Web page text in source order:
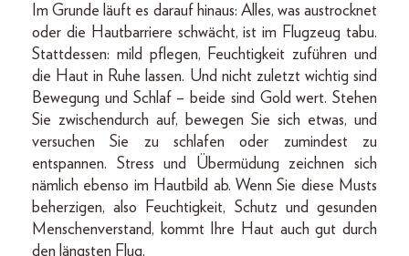
Im Grunde läuft es darauf hinaus: Alles, was austrocknet
oder die Hautbarriere schwächt, ist im Flugzeug tabu.
Stattdessen: mild pflegen, Feuchtigkeit zuführen und
die Haut in Ruhe lassen. Und nicht zuletzt wichtig sind
Bewegung und Schlaf – beide sind Gold wert. Stehen
Sie zwischendurch auf, bewegen Sie sich etwas, und
versuchen Sie zu schlafen oder zumindest zu
entspannen. Stress und Übermüdung zeichnen sich
nämlich ebenso im Hautbild ab. Wenn Sie diese Musts
beherzigen, also Feuchtigkeit, Schutz und gesunden
Menschenverstand, kommt Ihre Haut auch gut durch
den längsten Flug.